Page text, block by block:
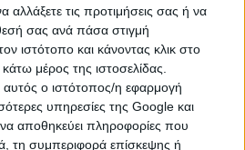
αλλάξετε τις προτιμήσεις σας ή να
σας ανά πάσα στιγμή
ιστότοπο και κάνοντας κλικ στο
μέρος της ιστοσελίδας.
ο ιστότοπος/η εφαρμογή
υπηρεσίες της Google και
να αποθηκεύει πληροφορίες που
τη συμπεριφορά επίσκεψης ή
θα πληρώνουν και αναμένεται
τιμή αγοράς τους.
51 g/km (Full/Mild Hybrids): Δεν
απαλλαγή τους παραμένει στο
και μια άλλη διάταξη του